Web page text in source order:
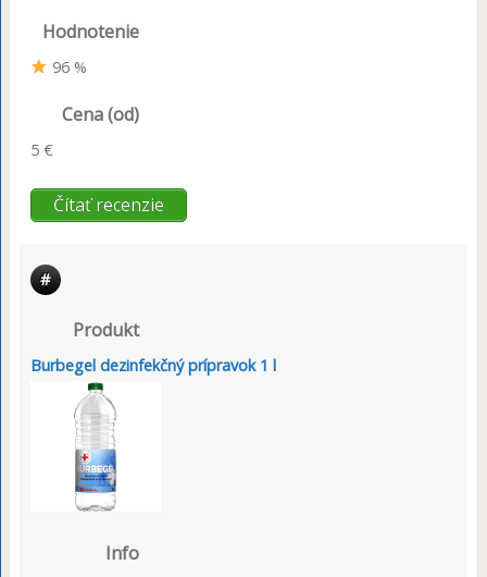
Hodnotenie
96 %
Cena (od)
5 €
Čítať recenzie
#
Produkt
Burbegel dezinfekčný prípravok 1 l
Info